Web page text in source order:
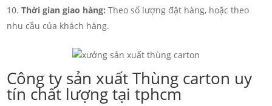
Thời gian giao hàng: Theo số lượng đặt hàng, hoặc theo
nhu cầu của khách hàng.
Công ty sản xuất Thùng carton uy
tín chất lượng tại tphcm